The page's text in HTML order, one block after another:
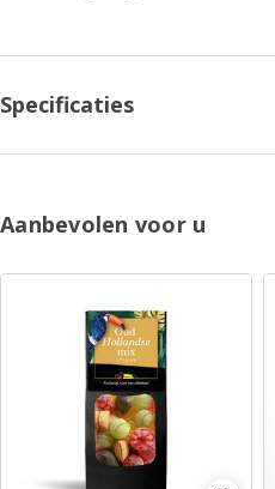
Specificaties
Aanbevolen voor u